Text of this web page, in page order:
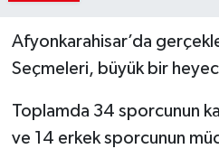
Afyonkarahisar’da
Seçmeleri, büyük bir
Toplamda 34 sporcunun
ve 14 erkek sporcunun